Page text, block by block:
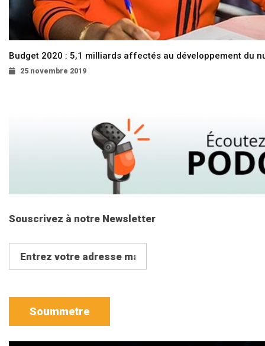
Budget 2020 : 5,1 milliards affectés au développement du
25 novembre 2019
Souscrivez à notre Newsletter